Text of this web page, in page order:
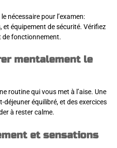
nécessaire pour l’examen:
et équipement de sécurité. Vérifiez
de fonctionnement.
mentalement le
routine qui vous met à l’aise. Une
déjeuner équilibré, et des exercices
à rester calme.
et sensations